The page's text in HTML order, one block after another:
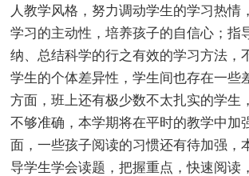
人教学风格，努力调动学生的学习热情
学习的主动性，培养孩子的自信心；指
纳、总结科学的行之有效的学习方法，
学生的个体差异性，学生间也存在一些
方面，班上还有极少数不太扎实的学生
不够准确，本学期将在平时的教学中加
面，一些孩子阅读的习惯还有待加强，
导学生学会读题，把握重点，快速阅读